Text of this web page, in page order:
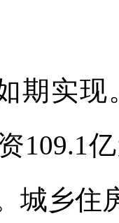
期实现
109.1
城乡住